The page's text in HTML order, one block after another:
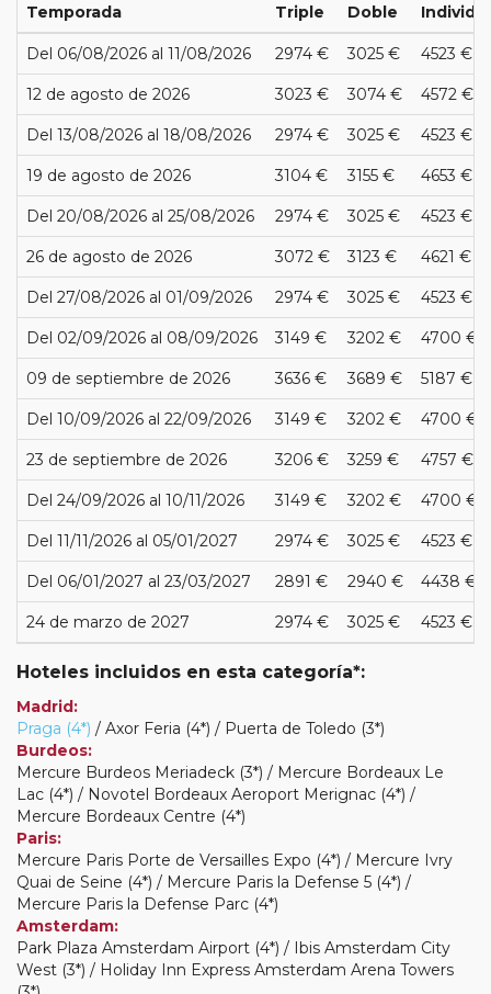
Temporada Triple Doble
Del 06/08/2026 al 11/08/2026 2974 € 3025 € 4523 €
12 de agosto de 2026 3023 € 3074 € 4572 €
Del 13/08/2026 al 18/08/2026 2974 € 3025 € 4523 €
19 de agosto de 2026 3104 € 3155 € 4653 €
Del 20/08/2026 al 25/08/2026 2974 € 3025 € 4523 €
26 de agosto de 2026 3072 € 3123 € 4621 €
Del 27/08/2026 al 01/09/2026 2974 € 3025 € 4523 €
Del 02/09/2026 al 08/09/2026 3149 € 3202 € 4700 €
09 de septiembre de 2026 3636 € 3689 € 5187 €
Del 10/09/2026 al 22/09/2026 3149 € 3202 € 4700 €
23 de septiembre de 2026 3206 € 3259 € 4757 €
Del 24/09/2026 al 10/11/2026 3149 € 3202 € 4700 €
Del 11/11/2026 al 05/01/2027 2974 € 3025 € 4523 €
Del 06/01/2027 al 23/03/2027 2891 € 2940 € 4438 €
24 de marzo de 2027 2974 € 3025 € 4523 €
Hoteles incluidos en esta categoría*:
Madrid:
Praga (4*) / Axor Feria (4*) / Puerta de Toledo (3*)
Burdeos:
Mercure Burdeos Meriadeck (3*) / Mercure Bordeaux Le
Lac (4*) / Novotel Bordeaux Aeroport Merignac (4*) /
Mercure Bordeaux Centre (4*)
Paris:
Mercure Paris Porte de Versailles Expo (4*) / Mercure Ivry
Quai de Seine (4*) / Mercure Paris la Defense 5 (4*) /
Mercure Paris la Defense Parc (4*)
Amsterdam:
Park Plaza Amsterdam Airport (4*) / Ibis Amsterdam City
West (3*) / Holiday Inn Express Amsterdam Arena Towers